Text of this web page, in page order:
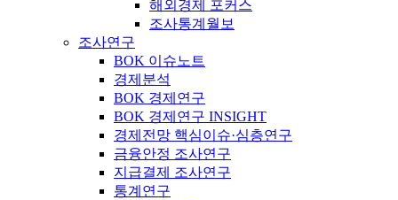
해외경제 포커스
조사통계월보
조사연구
BOK 이슈노트
경제분석
BOK 경제연구
BOK 경제연구 INSIGHT
경제전망 핵심이슈·심층연구
금융안정 조사연구
지급결제 조사연구
통계연구